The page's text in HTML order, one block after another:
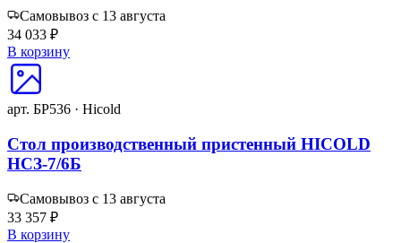
Самовывоз с 13 августа
34 033 ₽
В корзину
арт. БР536 · Hicold
Стол производственный пристенный HICOLD
НСЗ-7/6Б
Самовывоз с 13 августа
33 357 ₽
В корзину